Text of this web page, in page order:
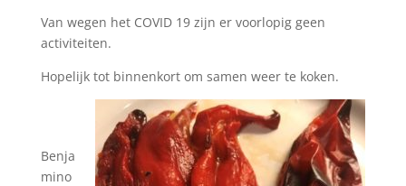
Van wegen het COVID 19 zijn er voorlopig geen
activiteiten.
Hopelijk tot binnenkort om samen weer te koken.
Benja
mino